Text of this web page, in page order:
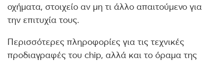
οχήματα, στοιχείο αν μη τι άλλο απαιτούμενο για
την επιτυχία τους.
Περισσότερες πληροφορίες για τις τεχνικές
προδιαγραφές του chip, αλλά και το όραμα της